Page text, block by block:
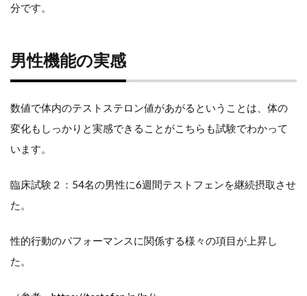
肉
安
全
性
に
つ
い
て
分です。
男性機能の実感
数値で体内のテストステロン値があがるということは、体の
変化もしっかりと実感できることがこちらも試験でわかって
います。
臨床試験２：54名の男性に6週間テストフェンを継続摂取させ
た。
性的行動のパフォーマンスに関係する様々の項目が上昇し
た。